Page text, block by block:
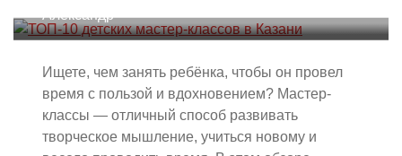
Александр
Ищете, чем занять ребёнка, чтобы он провел
время с пользой и вдохновением? Мастер-
классы — отличный способ развивать
творческое мышление, учиться новому и